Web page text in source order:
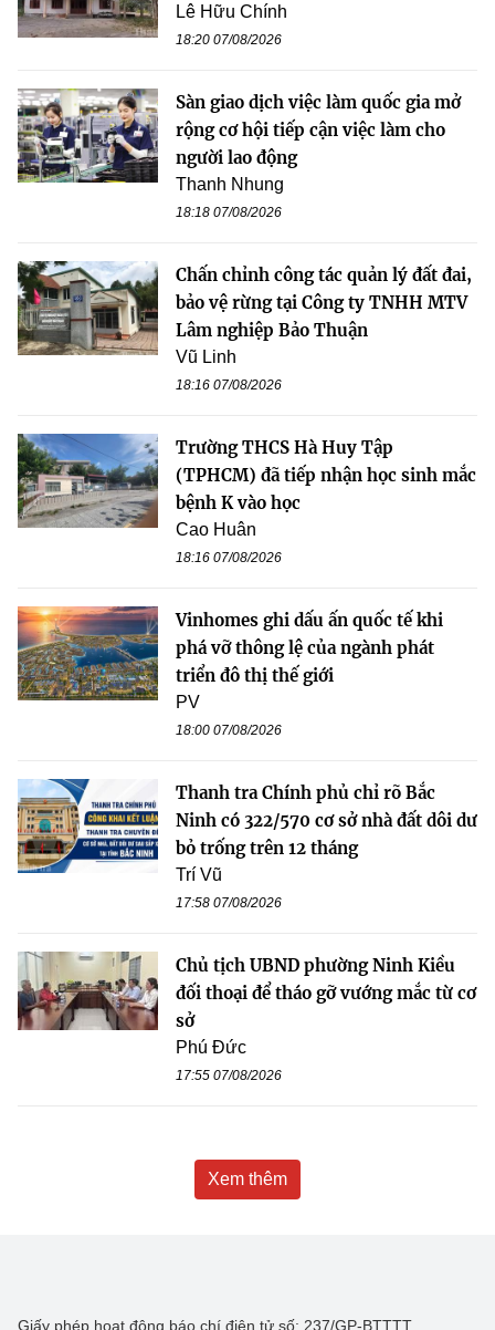
Lê Hữu Chính
18:20 07/08/2026
Sàn giao dịch việc làm quốc gia mở
rộng cơ hội tiếp cận việc làm cho
người lao động
Thanh Nhung
18:18 07/08/2026
Chấn chỉnh công tác quản lý đất đai,
bảo vệ rừng tại Công ty TNHH MTV
Lâm nghiệp Bảo Thuận
Vũ Linh
18:16 07/08/2026
Trường THCS Hà Huy Tập
(TPHCM) đã tiếp nhận học sinh mắc
bệnh K vào học
Cao Huân
18:16 07/08/2026
Vinhomes ghi dấu ấn quốc tế khi
phá vỡ thông lệ của ngành phát
triển đô thị thế giới
PV
18:00 07/08/2026
Thanh tra Chính phủ chỉ rõ Bắc
Ninh có 322/570 cơ sở nhà đất dôi dư
bỏ trống trên 12 tháng
Trí Vũ
17:58 07/08/2026
Chủ tịch UBND phường Ninh Kiều
đối thoại để tháo gỡ vướng mắc từ cơ
sở
Phú Đức
17:55 07/08/2026
Xem thêm
Giấy phép hoạt động báo chí điện tử số: 237/GP-BTTTT